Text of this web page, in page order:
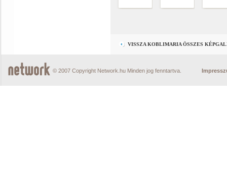
VISSZA KOBLIMARIA ÖSSZES
© 2007 Copyright Network.hu Minden jog fenntartva.